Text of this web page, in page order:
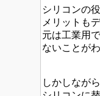
シリコンの
メリットも
元は工業用
ないことが
しかしなが